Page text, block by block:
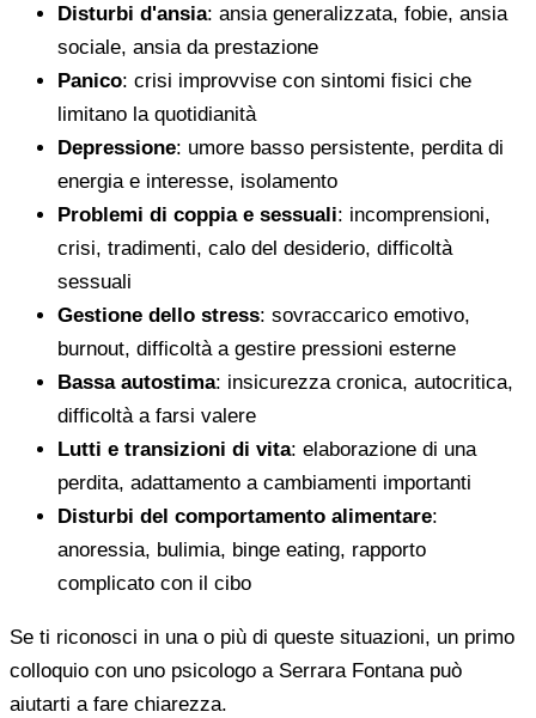
Disturbi d'ansia: ansia generalizzata, fobie, ansia
sociale, ansia da prestazione
Panico: crisi improvvise con sintomi fisici che
limitano la quotidianità
Depressione: umore basso persistente, perdita di
energia e interesse, isolamento
Problemi di coppia e sessuali: incomprensioni,
crisi, tradimenti, calo del desiderio, difficoltà
sessuali
Gestione dello stress: sovraccarico emotivo,
burnout, difficoltà a gestire pressioni esterne
Bassa autostima: insicurezza cronica, autocritica,
difficoltà a farsi valere
Lutti e transizioni di vita: elaborazione di una
perdita, adattamento a cambiamenti importanti
Disturbi del comportamento alimentare:
anoressia, bulimia, binge eating, rapporto
complicato con il cibo
Se ti riconosci in una o più di queste situazioni, un primo
colloquio con uno psicologo a Serrara Fontana può
aiutarti a fare chiarezza.